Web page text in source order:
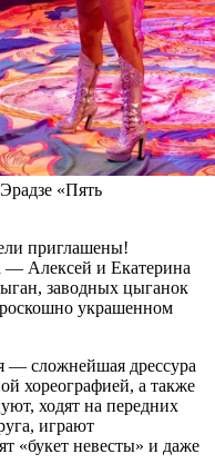
«Пять
приглашены!
— Алексей и Екатерина
заводных цыганок
украшенном
— сложнейшая дрессура
хореографией, а также
ходят на передних
играют
«букет невесты» и даже